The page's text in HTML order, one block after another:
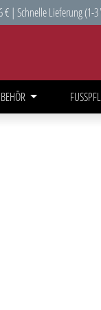
€ | Schnelle Lieferung (1-